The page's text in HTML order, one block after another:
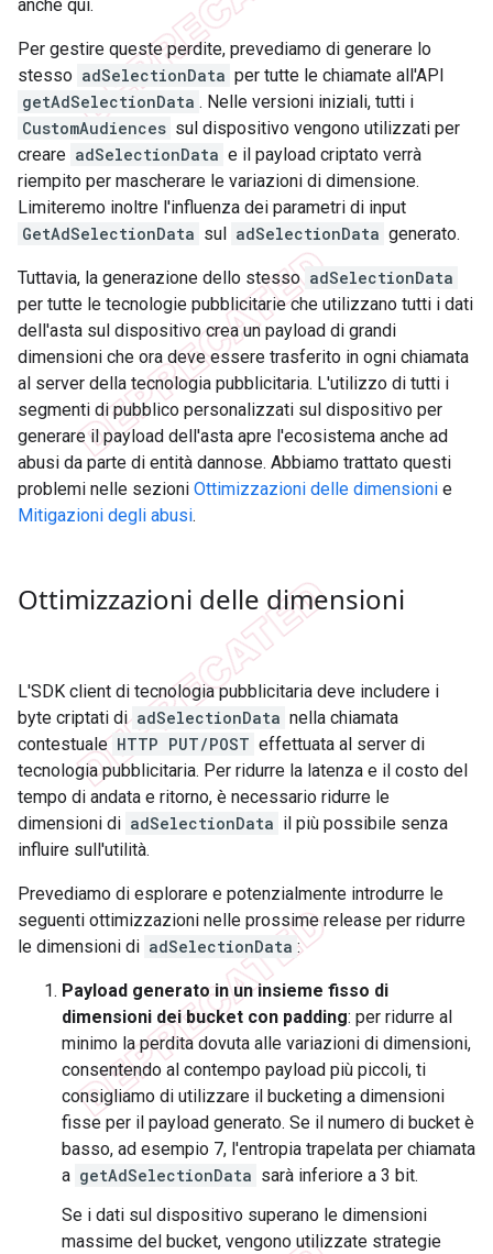
anche qui.
Per gestire queste perdite, prevediamo di generare lo
stesso adSelectionData per tutte le chiamate all'API
getAdSelectionData . Nelle versioni iniziali, tutti i
CustomAudiences sul dispositivo vengono utilizzati per
creare adSelectionData e il payload criptato verrà
riempito per mascherare le variazioni di dimensione.
Limiteremo inoltre l'influenza dei parametri di input
GetAdSelectionData sul adSelectionData generato.
Tuttavia, la generazione dello stesso adSelectionData
per tutte le tecnologie pubblicitarie che utilizzano tutti i dati
dell'asta sul dispositivo crea un payload di grandi
dimensioni che ora deve essere trasferito in ogni chiamata
al server della tecnologia pubblicitaria. L'utilizzo di tutti i
segmenti di pubblico personalizzati sul dispositivo per
generare il payload dell'asta apre l'ecosistema anche ad
abusi da parte di entità dannose. Abbiamo trattato questi
problemi nelle sezioni Ottimizzazioni delle dimensioni e
Mitigazioni degli abusi.
Ottimizzazioni delle dimensioni
L'SDK client di tecnologia pubblicitaria deve includere i
byte criptati di adSelectionData nella chiamata
contestuale HTTP PUT/POST effettuata al server di
tecnologia pubblicitaria. Per ridurre la latenza e il costo del
tempo di andata e ritorno, è necessario ridurre le
dimensioni di adSelectionData il più possibile senza
influire sull'utilità.
Prevediamo di esplorare e potenzialmente introdurre le
seguenti ottimizzazioni nelle prossime release per ridurre
le dimensioni di adSelectionData :
Payload generato in un insieme fisso di
dimensioni dei bucket con padding: per ridurre al
minimo la perdita dovuta alle variazioni di dimensioni,
consentendo al contempo payload più piccoli, ti
consigliamo di utilizzare il bucketing a dimensioni
fisse per il payload generato. Se il numero di bucket è
basso, ad esempio 7, l'entropia trapelata per chiamata
a getAdSelectionData sarà inferiore a 3 bit.
Se i dati sul dispositivo superano le dimensioni
massime del bucket, vengono utilizzate strategie